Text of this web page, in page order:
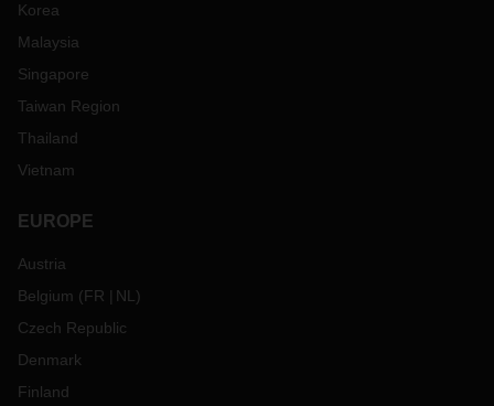
Korea
Malaysia
Singapore
Taiwan Region
Thailand
Vietnam
EUROPE
Austria
Belgium (FR NL )
Czech Republic
Denmark
Finland